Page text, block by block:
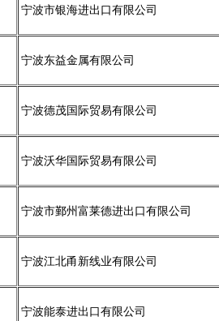
宁波市银海进出口有限公司
宁波东益金属有限公司
宁波德茂国际贸易有限公司
宁波沃华国际贸易有限公司
宁波市鄞州富莱德进出口有限公司
宁波江北甬新线业有限公司
宁波能泰进出口有限公司